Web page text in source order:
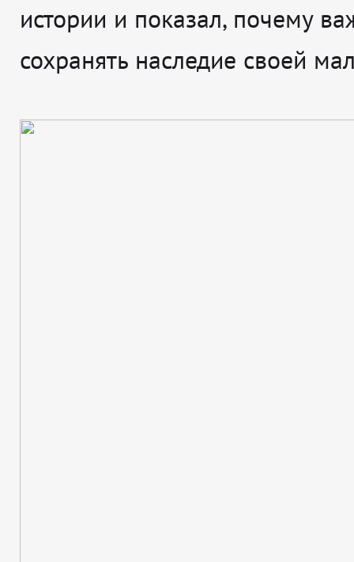
истории и показал, почему
сохранять наследие своей